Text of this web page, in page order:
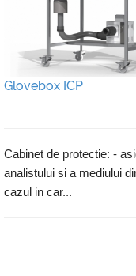
Glovebox ICP
Cabinet de protectie: -
analistului si a mediului
cazul in car...